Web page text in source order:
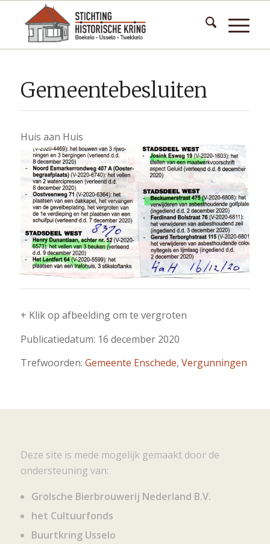
Gemeentebesluiten
Huis aan Huis
+ Klik op afbeelding om te vergroten
Publicatiedatum: 16 december 2020
Trefwoorden: Gemeente Enschede, Vergunningen
Deze site is mede mogelijk gemaakt door de
ondersteuning van:
Grolsche Bierbrouwerij Nederland B.V.
het Cultuurfonds
Buurtkring Usselo